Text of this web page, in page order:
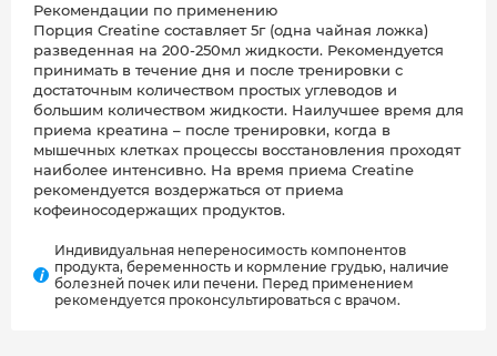
Рекомендации по применению
Порция Creatine составляет 5г (одна чайная ложка)
разведенная на 200-250мл жидкости. Рекомендуется
принимать в течение дня и после тренировки с
достаточным количеством простых углеводов и
большим количеством жидкости. Наилучшее время для
приема креатина – после тренировки, когда в
мышечных клетках процессы восстановления проходят
наиболее интенсивно. На время приема Creatine
рекомендуется воздержаться от приема
кофеиносодержащих продуктов.
i
Индивидуальная непереносимость компонентов
продукта, беременность и кормление грудью, наличие
болезней почек или печени. Перед применением
рекомендуется проконсультироваться с врачом.